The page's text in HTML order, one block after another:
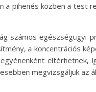
pihenés közben a test
számos egészségügyi
a koncentrációs
eltérhetnek,
megvizsgáljuk az